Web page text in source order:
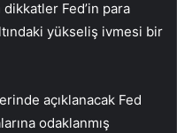
Fed’in para
yükseliş ivmesi bir
açıklanacak Fed
odaklanmış